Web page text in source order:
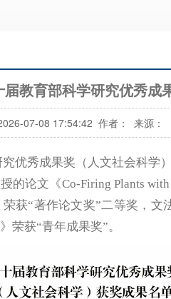
教育部科学研究优秀成
07-08 17:54:42 作者： 来源：
优秀成果奖（人文社会科学
论文《Co-Firing Plants with
荣获“著作论文奖”二等奖，
荣获“青年成果奖”。